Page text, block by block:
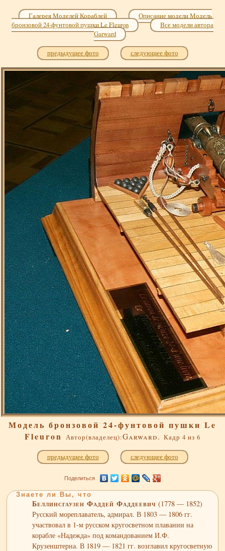
Галерея Моделей Кораблей
Описание модели Модель
бронзовой 24-фунтовой пушки Le Fleuron
Все модели автора
Garward
предыдущее фото следующее фото
Модель бронзовой 24-фунтовой пушки Le
Fleuron Автор(владелец):Garward. Кадр 4 из 6
предыдущее фото следующее фото
Поделиться
Знаете ли Вы, что
Беллинсгаузен Фаддей Фаддеевич(1778 — 1852)
Русский мореплаватель, адмирал. В 1803 — 1806 гг.
участвовал в 1-м русском кругосветном плавании на
корабле «Надежда» под командованием И.Ф.
Крузенштерна. В 1819 — 1821 гг. возглавил кругосветную